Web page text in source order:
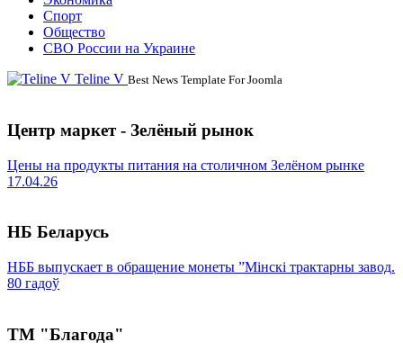
Спорт
Общество
СВО России на Украине
Teline V Best News Template For Joomla
Центр маркет - Зелёный рынок
Цены на продукты питания на столичном Зелёном рынке
17.04.26
НБ Беларусь
НББ выпускает в обращение монеты ”Мінскі трактарны завод.
80 гадоў
ТМ "Благода"